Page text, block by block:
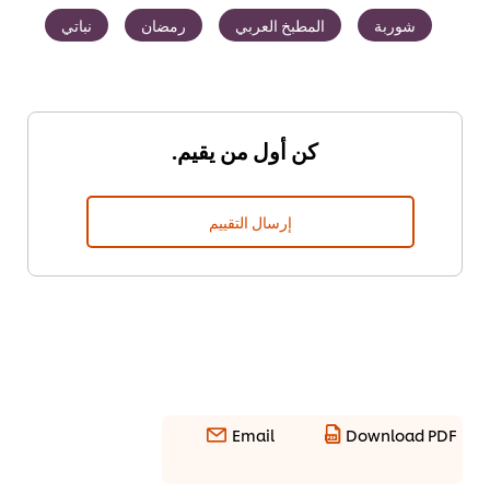
شوربة المطبخ العربي رمضان نباتي
كن أول من يقيم.
إرسال التقييم
Download PDF
Email